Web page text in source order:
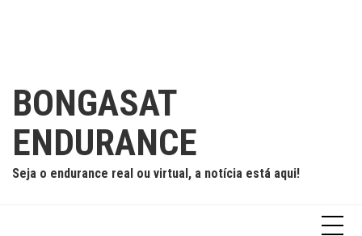
BONGASAT
ENDURANCE
Seja o endurance real ou virtual, a notícia está aqui!